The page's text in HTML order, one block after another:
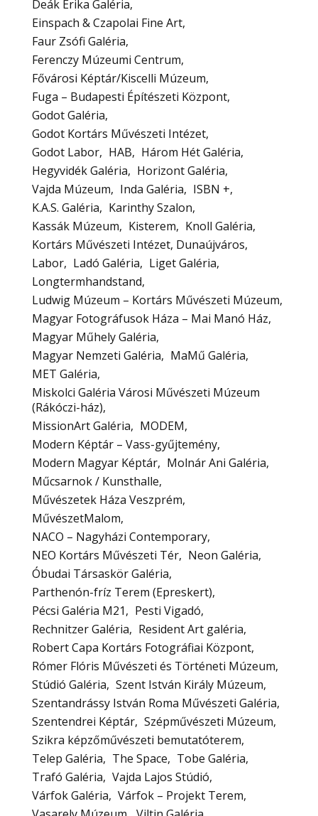
Deák Erika Galéria
Einspach & Czapolai Fine Art
Faur Zsófi Galéria
Ferenczy Múzeumi Centrum
Fővárosi Képtár/Kiscelli Múzeum
Fuga – Budapesti Építészeti Központ
Godot Galéria
Godot Kortárs Művészeti Intézet
Godot Labor
HAB
Három Hét Galéria
Hegyvidék Galéria
Horizont Galéria
Vajda Múzeum
Inda Galéria
ISBN +
K.A.S. Galéria
Karinthy Szalon
Kassák Múzeum
Kisterem
Knoll Galéria
Kortárs Művészeti Intézet, Dunaújváros
Labor
Ladó Galéria
Liget Galéria
Longtermhandstand
Ludwig Múzeum – Kortárs Művészeti Múzeum
Magyar Fotográfusok Háza – Mai Manó Ház
Magyar Műhely Galéria
Magyar Nemzeti Galéria
MaMű Galéria
MET Galéria
Miskolci Galéria Városi Művészeti Múzeum
(Rákóczi-ház)
MissionArt Galéria
MODEM
Modern Képtár – Vass-gyűjtemény
Modern Magyar Képtár
Molnár Ani Galéria
Műcsarnok / Kunsthalle
Művészetek Háza Veszprém
MűvészetMalom
NACO – Nagyházi Contemporary
NEO Kortárs Művészeti Tér
Neon Galéria
Óbudai Társaskör Galéria
Parthenón-fríz Terem (Epreskert)
Pécsi Galéria M21
Pesti Vigadó
Rechnitzer Galéria
Resident Art galéria
Robert Capa Kortárs Fotográfiai Központ
Rómer Flóris Művészeti és Történeti Múzeum
Stúdió Galéria
Szent István Király Múzeum
Szentandrássy István Roma Művészeti Galéria
Szentendrei Képtár Szépművészeti Múzeum
Szikra képzőművészeti bemutatóterem
Telep Galéria
The Space
Tobe Galéria
Trafó Galéria
Vajda Lajos Stúdió
Várfok Galéria
Várfok – Projekt Terem